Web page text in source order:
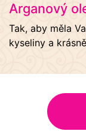
Arganový
Tak, aby měla
kyseliny a